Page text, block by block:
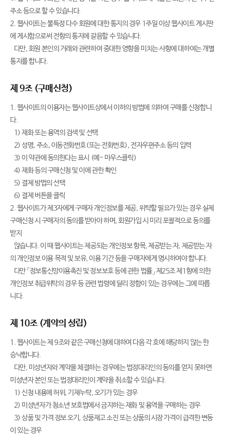
주소 등으로 할 수 있습니다.
2. 웹사이트는 불특정 다수 회원에 대한 통지의 경우 1주일 이상 웹사이트 게시판
에 게시함으로써 전항의 통지에 갈음할 수 있습니다.
다만, 회원 본인의 거래와 관련하여 중대한 영향을 미치는 사항에 대하여는 개별
통지를 합니다.
제 9조 (구매신청)
1. 웹사이트의 이용자는 웹사이트상에서 이하의 방법에 의하여 구매를 신청합니
다.
1) 재화 또는 용역의 검색 및 선택
2) 성명, 주소, 이동전화번호(또는 전화번호), 전자우편주소 등의 입력
3) 이 약관에 동의한다는 표시 (예- 마우스클릭)
4) 재화 등의 구매신청 및 이에 관한 확인
5) 결제 방법의 선택
6) 결제 버튼을 클릭
2. 웹사이트가 제3자에게 구매자 개인정보를 제공, 위탁할 필요가 있는 경우 실제
구매신청 시 구매자의 동의를 받아야 하며, 회원가입 시 미리 포괄적으로 동의를
받지
않습니다. 이 때 웹사이트는 제공되는 개인정보 항목, 제공받는 자, 제공받는 자
의 개인정보 이용 목적 및 보유, 이용 기간 등을 구매자에게 명시하여야 합니다.
다만 「정보통신망이용촉진 및 정보보호 등에 관한 법률」 제25조 제1항에 의한
개인정보 취급위탁의 경우 등 관련 법령에 달리 정함이 있는 경우에는 그에 따릅
니다.
제 10조 (계약의 성립)
1. 웹사이트는 제 9조와 같은 구매신청에 대하여 다음 각 호에 해당하지 않는 한
승낙합니다.
다만, 미성년자와 계약을 체결하는 경우에는 법정대리인의 동의를 얻지 못하면
미성년자 본인 또는 법정대리인이 계약을 취소할 수 있습니다.
1) 신청 내용에 허위, 기재누락, 오기가 있는 경우
2) 미성년자가 청소년 보호법에서 금지하는 재화 및 용역을 구매하는 경우
3) 상품 및 가격 정보 오기, 상품재고 소진 또는 상품의 시장 가격이 급격한 변동
이 있는 경우